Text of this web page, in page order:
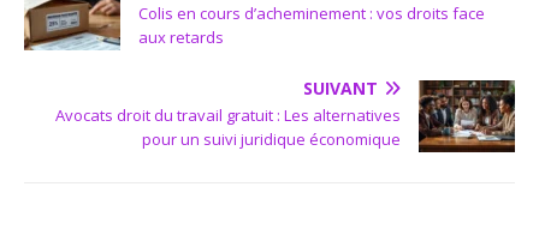
Colis en cours d’acheminement : vos droits face
aux retards
SUIVANT
Avocats droit du travail gratuit : Les alternatives
pour un suivi juridique économique